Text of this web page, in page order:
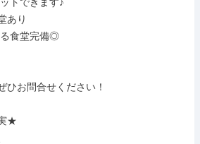
あり
食堂完備◎
ひお問合せください！
★